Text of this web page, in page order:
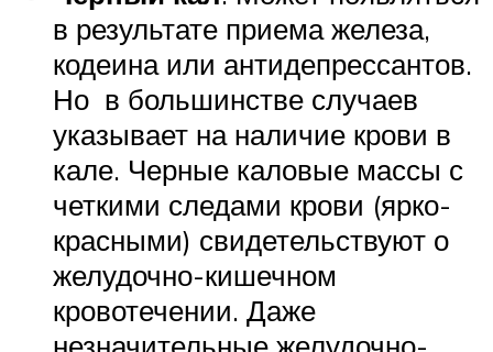
в результате приема железа,
кодеина или антидепрессантов.
Но в большинстве случаев
указывает на наличие крови в
кале. Черные каловые массы с
четкими следами крови (ярко-
красными) свидетельствуют о
желудочно-кишечном
кровотечении. Даже